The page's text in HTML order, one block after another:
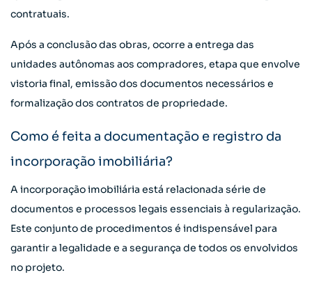
contratuais.
Após a conclusão das obras, ocorre a entrega das
unidades autônomas aos compradores, etapa que envolve
vistoria final, emissão dos documentos necessários e
formalização dos contratos de propriedade.
Como é feita a documentação e registro da
incorporação imobiliária?
A incorporação imobiliária está relacionada série de
documentos e processos legais essenciais à regularização.
Este conjunto de procedimentos é indispensável para
garantir a legalidade e a segurança de todos os envolvidos
no projeto.